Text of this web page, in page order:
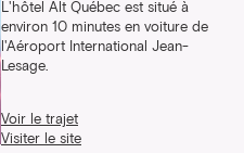
L'hôtel Alt Québec est situé à
environ 10 minutes en voiture de
l'Aéroport International Jean-
Lesage.
Voir le trajet
Visiter le site